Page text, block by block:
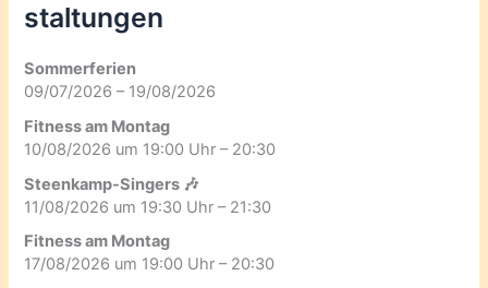
staltungen
Sommerferien
09/07/2026 – 19/08/2026
Fitness am Montag
10/08/2026 um 19:00 Uhr – 20:30
Steenkamp-Singers 🎶
11/08/2026 um 19:30 Uhr – 21:30
Fitness am Montag
17/08/2026 um 19:00 Uhr – 20:30